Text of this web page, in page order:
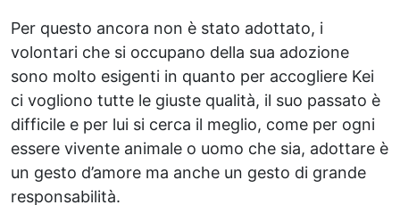
Per questo ancora non è stato adottato, i
volontari che si occupano della sua adozione
sono molto esigenti in quanto per accogliere Kei
ci vogliono tutte le giuste qualità, il suo passato è
difficile e per lui si cerca il meglio, come per ogni
essere vivente animale o uomo che sia, adottare è
un gesto d’amore ma anche un gesto di grande
responsabilità.